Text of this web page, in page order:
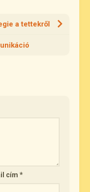
a tettekről
cím*